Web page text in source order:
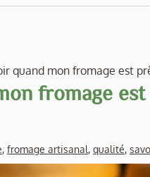
quand mon fromage est
fromage
, fromage artisanal, qualité,